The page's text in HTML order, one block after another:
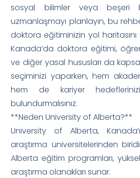
sosyal bilimler veya beşeri
uzmanlaşmayı planlayın, bu
doktora eğitiminizin yol haritasını
Kanada’da doktora eğitimi,
ve diğer yasal hususları da
seçiminizi yaparken, hem
hem de kariyer
bulundurmalısınız.
**Neden University of Alberta?**
University of Alberta,
araştırma üniversitelerinden
Alberta eğitim programları,
araştırma olanakları sunar.